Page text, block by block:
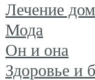
Лечение
Мода
Он и она
Здоровье и